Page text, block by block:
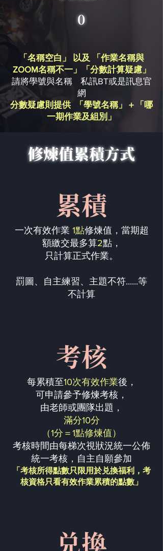
0
「名稱空白」 以及 「作業名稱與
ZOOM名稱不一」「分數計算疑慮」
請將學號與名稱 私訊BT或是訊息官
網
分數疑慮則提供 「學號名稱」＋「哪
一期作業及組別」
修煉值累積方式
累積
一次有效作業 1點修煉值，當期超
額繳交最多算2點，
只計算正式作業。
罰圖、自主練習、主題不符......等
不計算
考核
每累積至10次有效作業後，
可申請參予修煉考核，
由老師或團隊出題，
滿分10分
（1分＝1點修煉值）
考核時間由每梯次視狀況統一公佈
統一考核，自主自願參加
「考核所得點數只限用於兑換福利， 考
核資格只看有效作業累積的點數」
兑換